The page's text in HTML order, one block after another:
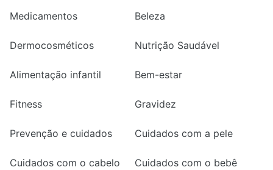
Medicamentos Beleza
Dermocosméticos Nutrição Saudável
Alimentação infantil Bem-estar
Fitness Gravidez
Prevenção e cuidados Cuidados com a pele
Cuidados com o cabelo Cuidados com o bebê